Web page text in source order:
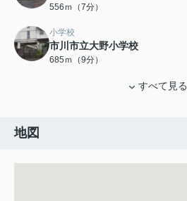
556ｍ（7分）
小学校
市川市立大野小学校
685ｍ（9分）
すべて見る
地図